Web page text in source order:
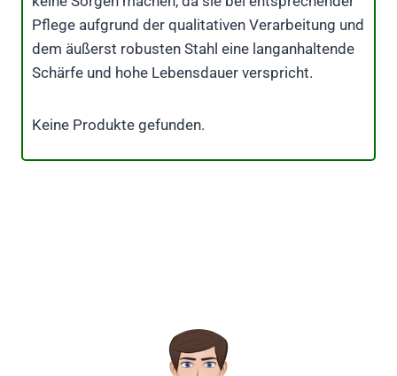
Pflege aufgrund der qualitativen Verarbeitung und
dem äußerst robusten Stahl eine langanhaltende
Schärfe und hohe Lebensdauer verspricht.
Keine Produkte gefunden.